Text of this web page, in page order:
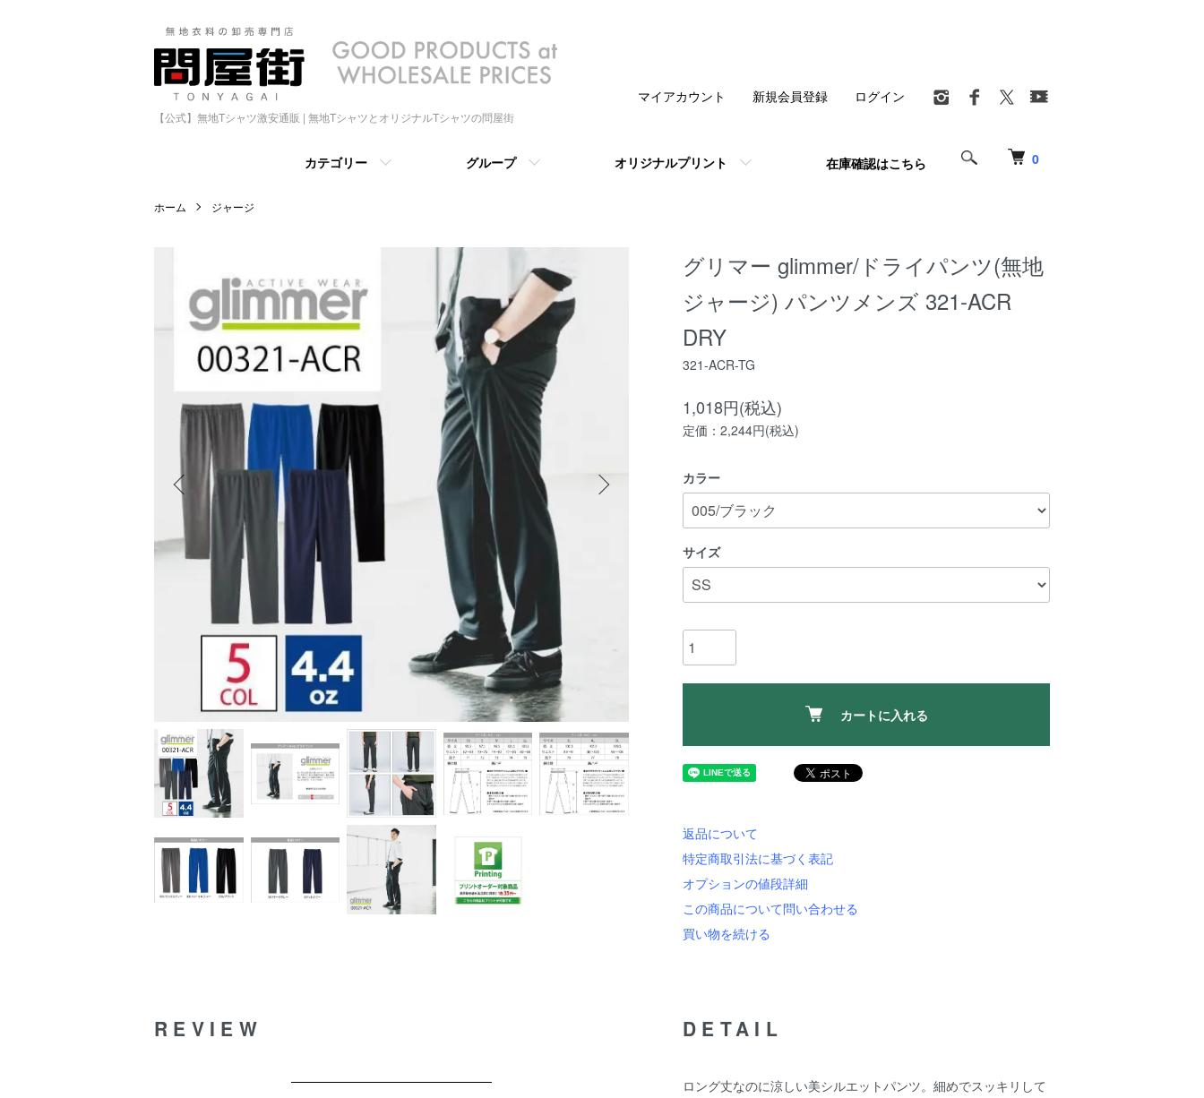
【公式】無地Tシャツ激安通販 | 無地TシャツとオリジナルTシャツの問屋街
0
カテゴリー グループ オリジナルプリント 在庫確認はこちら
マイアカウント 新規会員登録 ログイン
ホーム ジャージ
グリマー glimmer/ドライパンツ(無地
ジャージ) パンツメンズ 321-ACR
DRY
321-ACR-TG
1,018円(税込)
定価：2,244円(税込)
カラー
サイズ
カートに入れる
返品について
特定商取引法に基づく表記
オプションの値段詳細
この商品について問い合わせる
買い物を続ける
DETAIL
ロング丈なのに涼しい美シルエットパンツ。細めでスッキリして
REVIEW